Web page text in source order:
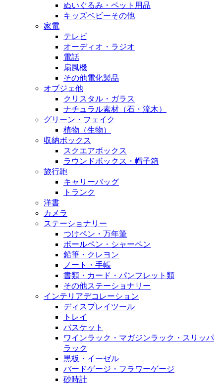
ぬいぐるみ・ペット用品
キッズベビーその他
家電
テレビ
オーディオ・ラジオ
電話
扇風機
その他電化製品
オブジェ他
クリスタル・ガラス
ナチュラル素材（石・流木）
グリーン・フェイク
植物（生物）
収納ボックス
スクエアボックス
ラウンドボックス・帽子箱
旅行鞄
キャリーバッグ
トランク
洋書
カメラ
ステーショナリー
つけペン・万年筆
ボールペン・シャーペン
鉛筆・クレヨン
ノート・手帳
書類・カード・パンフレット類
その他ステーショナリー
インテリアデコレーション
ディスプレイツール
トレイ
バスケット
ワインラック・マガジンラック・スリッパ
ラック
黒板・イーゼル
バードゲージ・フラワーゲージ
砂時計